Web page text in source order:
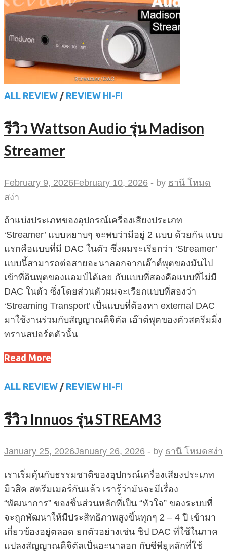
ALL REVIEW / REVIEW HI-FI
รีวิว Wattson Audio รุ่น Madison
Streamer
February 9, 2026February 10, 2026 - by ธานี โหมด
สง่า
ถ้าแบ่งประเภทของอุปกรณ์เครื่องเสียงประเภท
‘Streamer’ แบบหยาบๆ จะพบว่ามีอยู่ 2 แบบ ด้วยกัน แบบ
แรกคือแบบที่มี DAC ในตัว ซึ่งผมจะเรียกว่า ‘Streamer’
แบบนี้สามารถต่อสายอะนาลอกจากเอ๊าต์พุตของมันไป
เข้าที่อินพุตของแอมป์ได้เลย กับแบบที่สองคือแบบที่ไม่มี
DAC ในตัว ซึ่งโดยส่วนตัวผมจะเรียกแบบที่สองว่า
‘Streaming Transport’ เป็นแบบที่ต้องหา external DAC
มาใช้งานร่วมกับสัญญาณดิจิตัล เอ๊าต์พุตของตัวสตรีมมิ่ง
ทรานสปอร์ตตัวนั้น
Read More
ALL REVIEW / REVIEW HI-FI
รีวิว Innuos รุ่น STREAM3
January 25, 2026January 26, 2026 - by ธานี โหมดสง่า
เราเริ่มคุ้นกับธรรมชาติของอุปกรณ์เครื่องเสียงประเภท
มิวสิค สตรีมเมอร์กันแล้ว เรารู้ว่ามันจะมีเรื่อง
“พัฒนาการ” ของชิ้นส่วนหลักที่เป็น “หัวใจ” ของระบบที่
จะถูกพัฒนาให้มีประสิทธิภาพสูงขึ้นทุกๆ 2 – 4 ปี เข้ามา
เกี่ยวข้องอยู่ตลอด ยกตัวอย่างเช่น ชิป DAC ที่ใช้ในภาค
แปลงสัญญาณดิจิตัลเป็นอะนาลอก กับซีพียูหลักที่ใช้